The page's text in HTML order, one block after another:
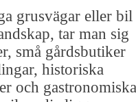
grusvägar eller bil
tar man sig
små gårdsbutiker
historiska
och gastronomiska